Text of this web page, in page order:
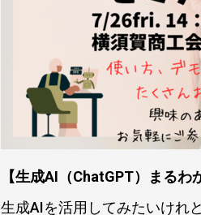
【生成AI（ChatGPT）まるわ
生成AIを活用してみたいけれ